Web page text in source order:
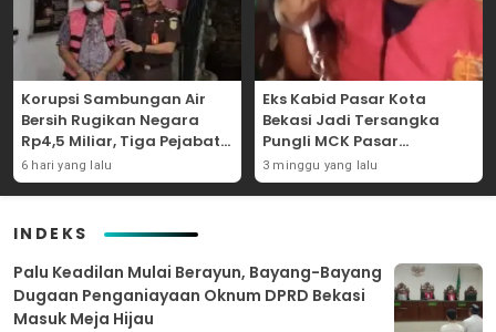
Korupsi Sambungan Air
Bersih Rugikan Negara
Rp4,5 Miliar, Tiga Pejabat
Perumda Dijerat
6 hari yang lalu
Eks Kabid Pasar Kota
Bekasi Jadi Tersangka
Pungli MCK Pasar
Bantargebang
3 minggu yang lalu
INDEKS
Palu Keadilan Mulai Berayun, Bayang-Bayang
Dugaan Penganiayaan Oknum DPRD Bekasi
Masuk Meja Hijau